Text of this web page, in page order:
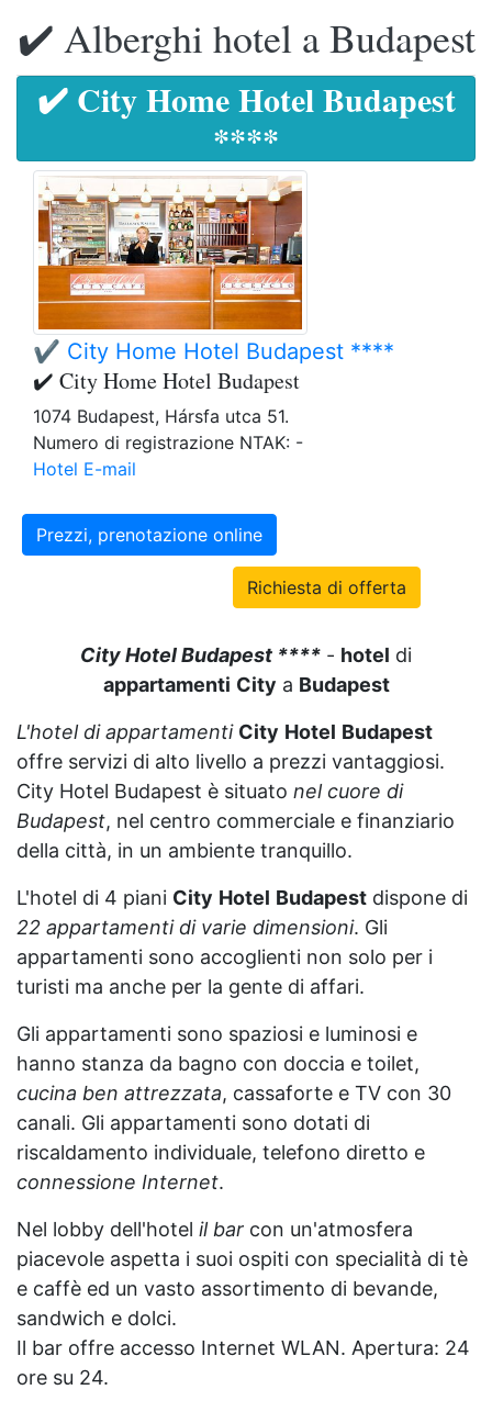
✔️ Alberghi hotel a Budapest
✔️ City Home Hotel Budapest
****
✔️ City Home Hotel Budapest ****
✔️ City Home Hotel Budapest
1074 Budapest, Hársfa utca 51.
Numero di registrazione NTAK: -
Hotel E-mail
Prezzi, prenotazione online
Richiesta di offerta
City Hotel Budapest **** - hotel di
appartamenti City a Budapest
L'hotel di appartamenti City Hotel Budapest
offre servizi di alto livello a prezzi vantaggiosi.
City Hotel Budapest è situato nel cuore di
Budapest, nel centro commerciale e finanziario
della città, in un ambiente tranquillo.
L'hotel di 4 piani City Hotel Budapest dispone di
22 appartamenti di varie dimensioni. Gli
appartamenti sono accoglienti non solo per i
turisti ma anche per la gente di affari.
Gli appartamenti sono spaziosi e luminosi e
hanno stanza da bagno con doccia e toilet,
cucina ben attrezzata, cassaforte e TV con 30
canali. Gli appartamenti sono dotati di
riscaldamento individuale, telefono diretto e
connessione Internet.
Nel lobby dell'hotel il bar con un'atmosfera
piacevole aspetta i suoi ospiti con specialità di tè
e caffè ed un vasto assortimento di bevande,
sandwich e dolci.
Il bar offre accesso Internet WLAN. Apertura: 24
ore su 24.